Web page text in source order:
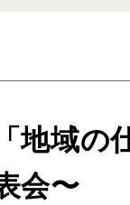
地域の
会〜